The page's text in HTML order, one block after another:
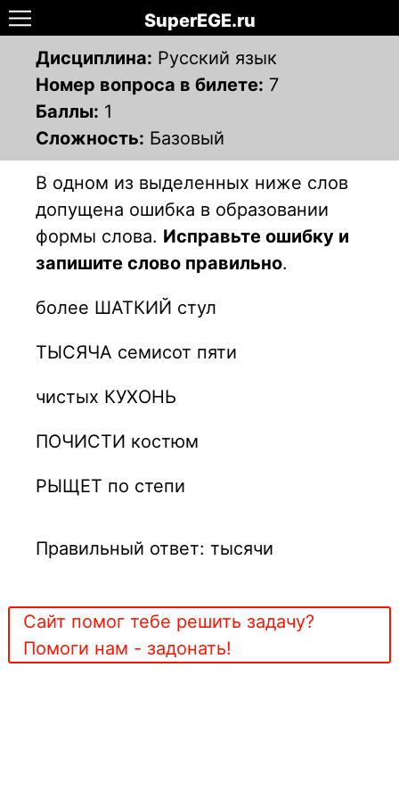
SuperEGE.ru
Дисциплина: Русский язык
Номер вопроса в билете: 7
Баллы: 1
Сложность: Базовый
В одном из выделенных ниже слов
допущена ошибка в образовании
формы слова. Исправьте ошибку и
запишите слово правильно.
более ШАТКИЙ стул
ТЫСЯЧА семисот пяти
чистых КУХОНЬ
ПОЧИСТИ костюм
РЫЩЕТ по степи
Правильный ответ: тысячи
Сайт помог тебе решить задачу?
Помоги нам - задонать!